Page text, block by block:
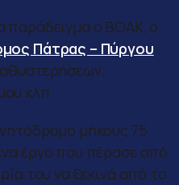
παράδειγμα ο ΒΟΑΚ, ο
Πάτρας – Πύργου
κλπ.
μήκους 75
έργο που πέρασε από
του να ξεκινά από το